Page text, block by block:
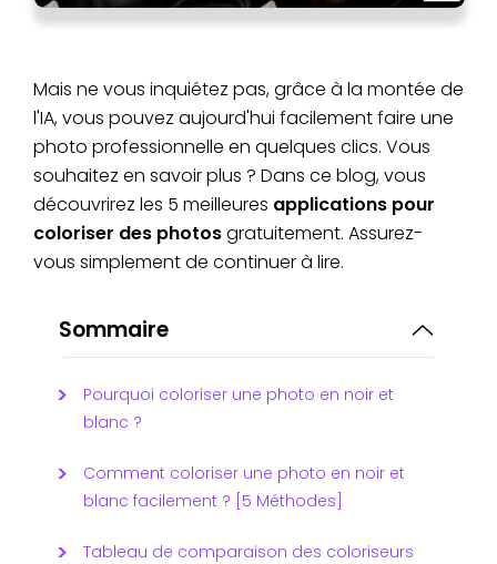
Mais ne vous inquiétez pas, grâce à la montée de
l'IA, vous pouvez aujourd'hui facilement faire une
photo professionnelle en quelques clics. Vous
souhaitez en savoir plus ? Dans ce blog, vous
découvrirez les 5 meilleures applications pour
coloriser des photosgratuitement. Assurez-
vous simplement de continuer à lire.
Sommaire
Pourquoi coloriser une photo en noir et
blanc ?
Comment coloriser une photo en noir et
blanc facilement ? [5 Méthodes]
Tableau de comparaison des coloriseurs